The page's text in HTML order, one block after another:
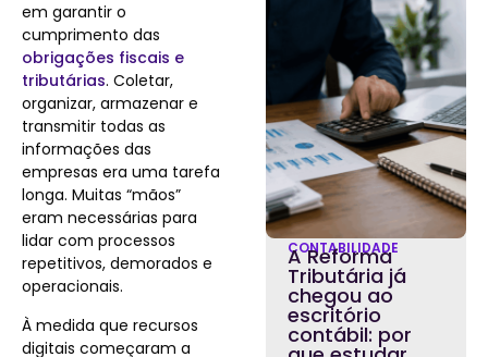
em garantir o
cumprimento das
obrigações fiscais e
tributárias. Coletar,
organizar, armazenar e
transmitir todas as
informações das
empresas era uma tarefa
longa. Muitas “mãos”
eram necessárias para
lidar com processos
repetitivos, demorados e
operacionais.
À medida que recursos
digitais começaram a
CONTABILIDADE
A Reforma
Tributária já
chegou ao
escritório
contábil: por